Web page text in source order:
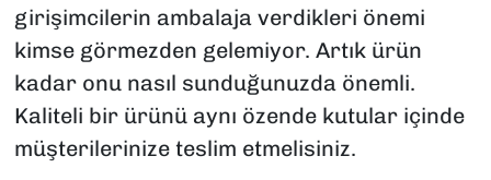
girişimcilerin ambalaja verdikleri önemi
kimse görmezden gelemiyor. Artık ürün
kadar onu nasıl sunduğunuzda önemli.
Kaliteli bir ürünü aynı özende kutular içinde
müşterilerinize teslim etmelisiniz.